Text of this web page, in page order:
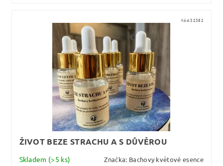
Kód:32382
ŽIVOT BEZE STRACHU A S DŮVĚROU
Skladem (>5 ks) Značka: Bachovy květové esence